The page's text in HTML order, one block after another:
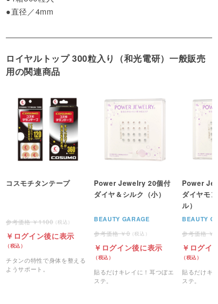
●直径／4mm
ロイヤルトップ 300粒入り（和光電研）一般販売
用の関連商品
コスモチタンテープ
1100
ログイン後に表示
チタンの特性で身体を整える
ようサポート。
Power Jewelry 20個付
ダイヤ＆シルク（小）
BEAUTY GARAGE
0
ログイン後に表示
貼るだけキレイに！耳つぼエ
ステ。
Power
ダイヤモ
ル）
BEAUTY
ログイ
貼るだけキ
ステ。